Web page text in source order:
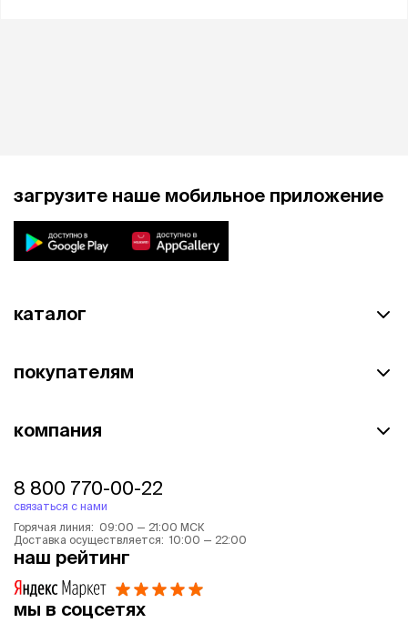
загрузите наше мобильное приложение
каталог
покупателям
компания
8 800 770-00-22
связаться с нами
Горячая линия: 09:00 — 21:00 МСК
Доставка осуществляется: 10:00 — 22:00
наш рейтинг
мы в соцсетях